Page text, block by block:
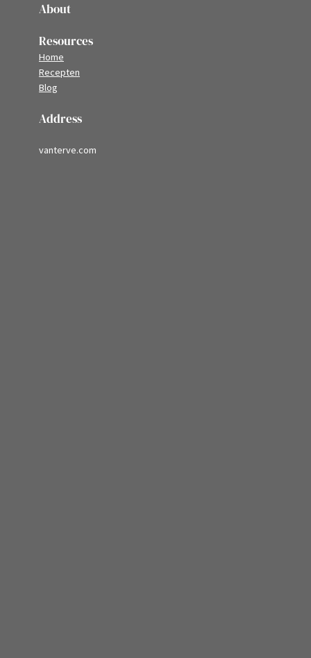
About
Resources
Home
Recepten
Blog
Address
vanterve.com